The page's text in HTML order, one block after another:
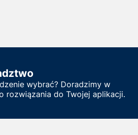
wybrać? Doradzimy w
rozwiązania do Twojej aplikacji.